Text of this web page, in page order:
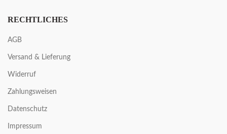
RECHTLICHES
AGB
Versand & Lieferung
Widerruf
Zahlungsweisen
Datenschutz
Impressum